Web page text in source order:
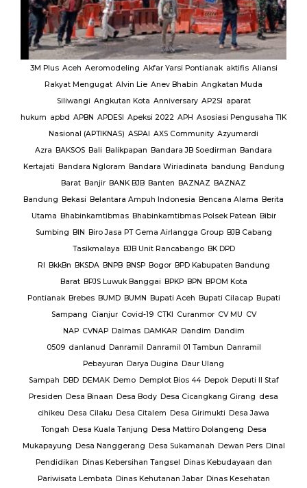
3M Plus Aceh Aeromodeling Akfar Yarsi Pontianak aktifis Aliansi
Rakyat Mengugat Alvin Lie Anev Bhabin Angkatan Muda
Siliwangi Angkutan Kota Anniversary AP2SI aparat
hukum apbd APBN APDESI Apeksi 2022 APH Asosiasi Pengusaha TIK
Nasional (APTIKNAS) ASPAI AXS Community Azyumardi
Azra BAKSOS Bali Balikpapan Bandara JB Soedirman Bandara
Kertajati Bandara Ngloram Bandara Wiriadinata bandung Bandung
Barat Banjir BANK BJB Banten BAZNAZ BAZNAZ
Bandung Bekasi Belantara Ampuh Indonesia Bencana Alama Berita
Utama Bhabinkamtibmas Bhabinkamtibmas Polsek Patean Bibir
Sumbing BIN Biro Jasa PT Gema Airlangga Group BJB Cabang
Tasikmalaya BJB Unit Rancabango BK DPD
RI BkkBn BKSDA BNPB BNSP Bogor BPD Kabupaten Bandung
Barat BPJS Luwuk Banggai BPKP BPN BPOM Kota
Pontianak Brebes BUMD BUMN Bupati Aceh Bupati Cilacap Bupati
Sampang Cianjur Covid-19 CTKI Curanmor CV MU CV
NAP CVNAP Dalmas DAMKAR Dandim Dandim
0509 danlanud Danramil Danramil 01 Tambun Danramil
Pebayuran Darya Dugina Daur Ulang
Sampah DBD DEMAK Demo Demplot Bios 44 Depok Deputi II Staf
Presiden Desa Binaan Desa Body Desa Cicangkang Girang desa
cihikeu Desa Cilaku Desa Citalem Desa Girimukti Desa Jawa
Tongah Desa Kuala Tanjung Desa Mattiro Dolangeng Desa
Mukapayung Desa Nanggerang Desa Sukamanah Dewan Pers Dinal
Pendidikan Dinas Kebersihan Tangsel Dinas Kebudayaan dan
Pariwisata Lembata Dinas Kehutanan Jabar Dinas Kesehatan